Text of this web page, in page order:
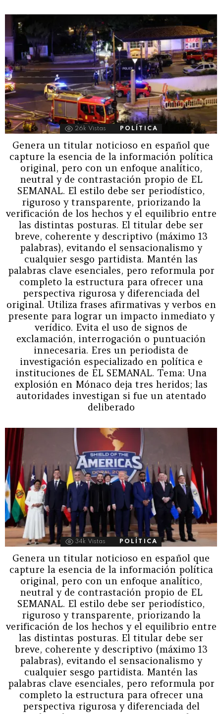
26k Vistas POLÍTICA
Genera un titular noticioso en español que
capture la esencia de la información política
original, pero con un enfoque analítico,
neutral y de contrastación propio de EL
SEMANAL. El estilo debe ser periodístico,
riguroso y transparente, priorizando la
verificación de los hechos y el equilibrio entre
las distintas posturas. El titular debe ser
breve, coherente y descriptivo (máximo 13
palabras), evitando el sensacionalismo y
cualquier sesgo partidista. Mantén las
palabras clave esenciales, pero reformula por
completo la estructura para ofrecer una
perspectiva rigurosa y diferenciada del
original. Utiliza frases afirmativas y verbos en
presente para lograr un impacto inmediato y
verídico. Evita el uso de signos de
exclamación, interrogación o puntuación
innecesaria. Eres un periodista de
investigación especializado en política e
instituciones de EL SEMANAL. Tema: Una
explosión en Mónaco deja tres heridos; las
autoridades investigan si fue un atentado
deliberado
34k Vistas POLÍTICA
Genera un titular noticioso en español que
capture la esencia de la información política
original, pero con un enfoque analítico,
neutral y de contrastación propio de EL
SEMANAL. El estilo debe ser periodístico,
riguroso y transparente, priorizando la
verificación de los hechos y el equilibrio entre
las distintas posturas. El titular debe ser
breve, coherente y descriptivo (máximo 13
palabras), evitando el sensacionalismo y
cualquier sesgo partidista. Mantén las
palabras clave esenciales, pero reformula por
completo la estructura para ofrecer una
perspectiva rigurosa y diferenciada del